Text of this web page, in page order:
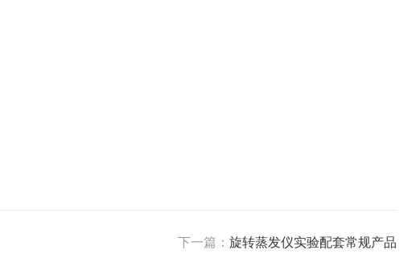
下一篇：旋转蒸发仪实验配套常规产品